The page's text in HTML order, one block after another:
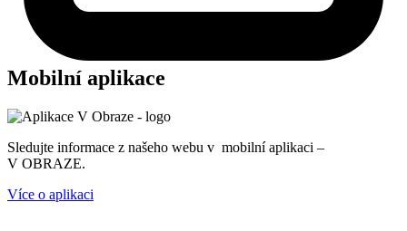
Mobilní aplikace
Sledujte informace z našeho webu v mobilní aplikaci –
V OBRAZE.
Více o aplikaci